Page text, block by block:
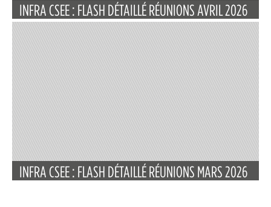
INFRA CSEE : FLASH DÉTAILLÉ RÉUNIONS AVRIL 2026
INFRA CSEE : FLASH DÉTAILLÉ RÉUNIONS MARS 2026